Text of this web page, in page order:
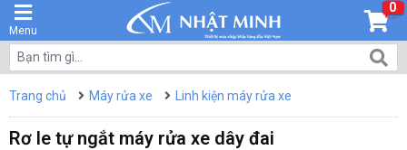
Menu
0
Trang chủ Máy rửa xe Linh kiện máy rửa xe
Rơ le tự ngắt máy rửa xe dây đai